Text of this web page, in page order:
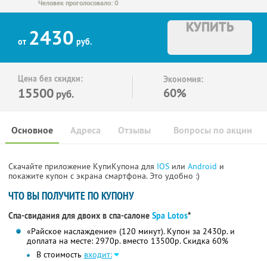
Человек проголосовало: 0
от 2430 руб.
КУПИТЬ
Цена без скидки:
15500 руб.
Экономия:
60%
Основное Отзывы Вопросы по акции
Адреса
Скачайте приложение КупиКупона для IOS или Android и
покажите купон с экрана смартфона. Это удобно :)
ЧТО ВЫ ПОЛУЧИТЕ ПО КУПОНУ
Спа-свидания для двоих в спа-салоне Spa Lotos*
«Райское наслаждение» (120 минут). Купон за 2430р. и
доплата на месте: 2970р. вместо 13500р. Скидка 60%
В стоимость входит: